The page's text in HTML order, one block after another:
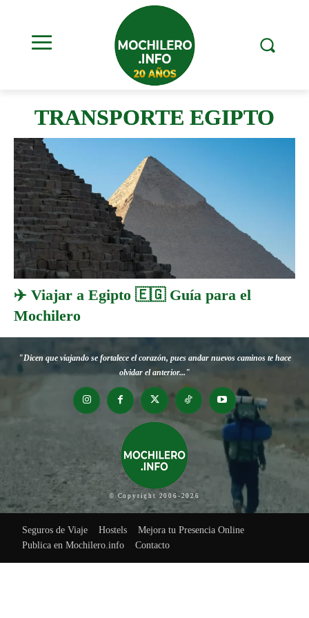
TRANSPORTE EGIPTO
✈️ Viajar a Egipto 🇪🇬 Guía para el
Mochilero
"Dicen que viajando se fortalece el corazón, pues andar nuevos caminos te hace
olvidar el anterior..."
© Copyright 2006-2026
Seguros de Viaje Hostels
Mejora tu Presencia Online
Publica en Mochilero.info
Contacto